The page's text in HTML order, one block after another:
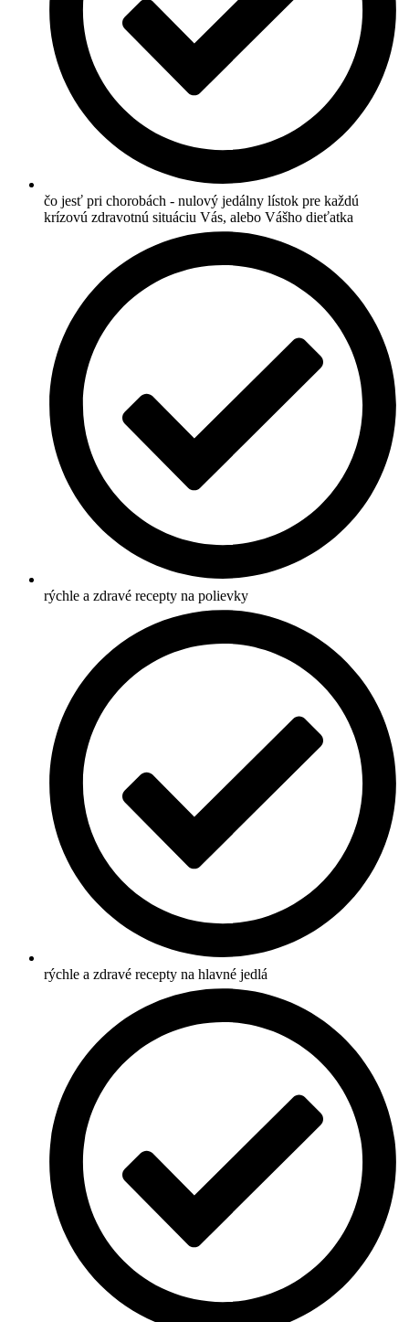
čo jesť pri chorobách - nulový jedálny lístok pre každú
krízovú zdravotnú situáciu Vás, alebo Vášho dieťatka
rýchle a zdravé recepty na polievky
rýchle a zdravé recepty na hlavné jedlá